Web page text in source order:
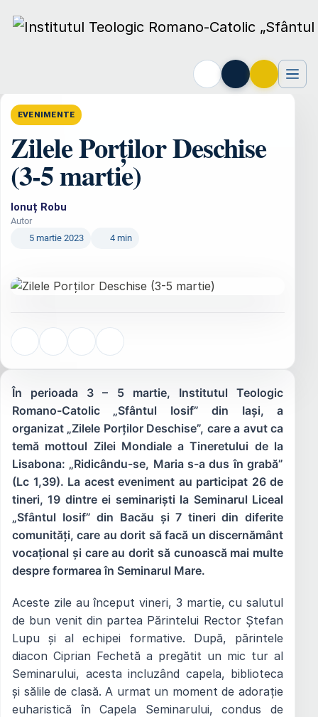
Zilele Porților Deschise (3-5 martie)
EVENIMENTE
Zilele Porților Deschise
(3-5 martie)
Ionuț Robu
Autor
5 martie 2023
4 min
În perioada 3 – 5 martie, Institutul Teologic
Romano-Catolic „Sfântul Iosif” din Iași, a
organizat „Zilele Porților Deschise”, care a avut ca
temă mottoul Zilei Mondiale a Tineretului de la
Lisabona: „Ridicându-se, Maria s-a dus în grabă”
(Lc 1,39). La acest eveniment au participat 26 de
tineri, 19 dintre ei seminariști la Seminarul Liceal
„Sfântul Iosif” din Bacău și 7 tineri din diferite
comunități, care au dorit să facă un discernământ
vocațional și care au dorit să cunoască mai multe
despre formarea în Seminarul Mare.
Aceste zile au început vineri, 3 martie, cu salutul
de bun venit din partea Părintelui Rector Ștefan
Lupu și al echipei formative. După, părintele
diacon Ciprian Fechetă a pregătit un mic tur al
Seminarului, acesta incluzând capela, biblioteca
și sălile de clasă. A urmat un moment de adorație
euharistică în Capela Seminarului, condus de